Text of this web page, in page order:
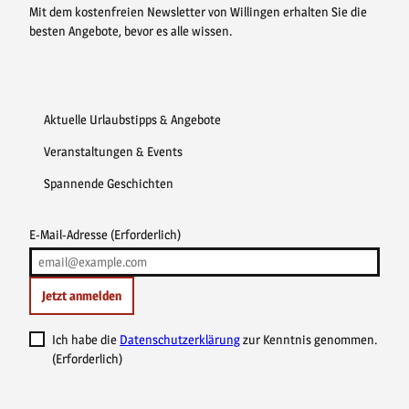
Mit dem kostenfreien Newsletter von Willingen erhalten Sie die
besten Angebote, bevor es alle wissen.
Aktuelle Urlaubstipps & Angebote
Veranstaltungen & Events
Spannende Geschichten
E-Mail-Adresse (Erforderlich)
Jetzt anmelden
Ich habe die Datenschutzerklärungzur Kenntnis genommen.
(Erforderlich)